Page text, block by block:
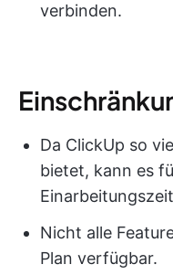
verbinden.
Da ClickUp so
bietet, kann es
Nicht alle
Plan verfügbar.